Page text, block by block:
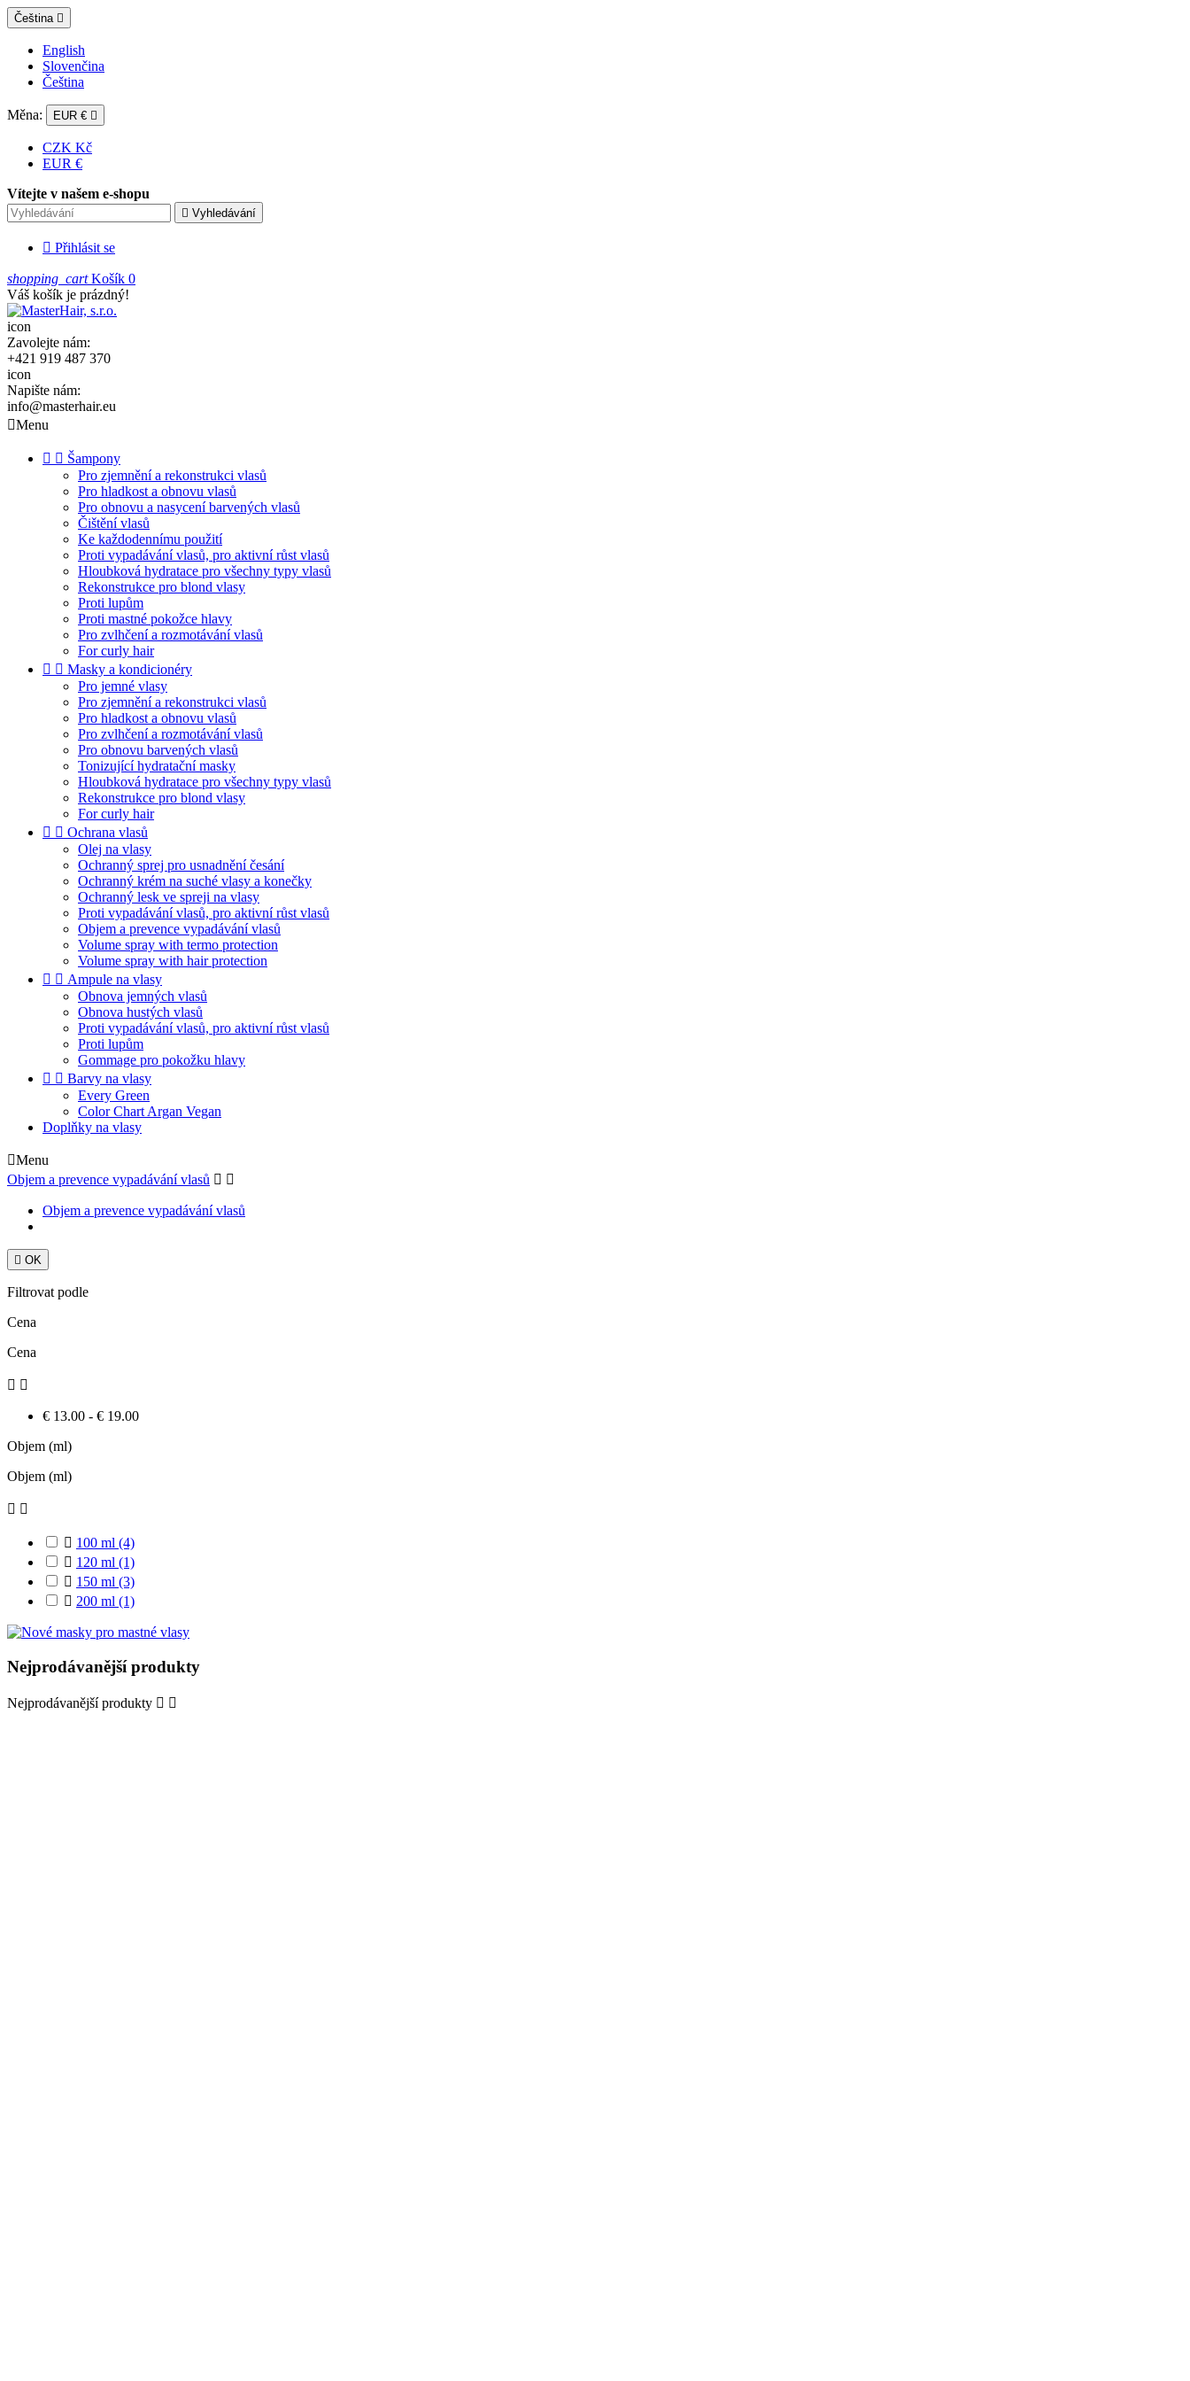
Čeština 
English
Slovenčina
Čeština
Měna: EUR € 
CZK Kč
EUR €
Vítejte v našem e-shopu
 Vyhledávání
 Přihlásit se
shopping_cart Košík 0
Váš košík je prázdný!
icon
Zavolejte nám:
+421 919 487 370
icon
Napište nám:
info@masterhair.eu
Menu
  Šampony
Pro zjemnění a rekonstrukci vlasů
Pro hladkost a obnovu vlasů
Pro obnovu a nasycení barvených vlasů
Čištění vlasů
Ke každodennímu použití
Proti vypadávání vlasů, pro aktivní růst vlasů
Hloubková hydratace pro všechny typy vlasů
Rekonstrukce pro blond vlasy
Proti lupům
Proti mastné pokožce hlavy
Pro zvlhčení a rozmotávání vlasů
For curly hair
  Masky a kondicionéry
Pro jemné vlasy
Pro zjemnění a rekonstrukci vlasů
Pro hladkost a obnovu vlasů
Pro zvlhčení a rozmotávání vlasů
Pro obnovu barvených vlasů
Tonizující hydratační masky
Hloubková hydratace pro všechny typy vlasů
Rekonstrukce pro blond vlasy
For curly hair
  Ochrana vlasů
Olej na vlasy
Ochranný sprej pro usnadnění česání
Ochranný krém na suché vlasy a konečky
Ochranný lesk ve spreji na vlasy
Proti vypadávání vlasů, pro aktivní růst vlasů
Objem a prevence vypadávání vlasů
Volume spray with termo protection
Volume spray with hair protection
  Ampule na vlasy
Obnova jemných vlasů
Obnova hustých vlasů
Proti vypadávání vlasů, pro aktivní růst vlasů
Proti lupům
Gommage pro pokožku hlavy
  Barvy na vlasy
Every Green
Color Chart Argan Vegan
Doplňky na vlasy
Menu
Objem a prevence vypadávání vlasů  
Objem a prevence vypadávání vlasů
 OK
Filtrovat podle
Cena
Cena
 
€ 13.00 - € 19.00
Objem (ml)
Objem (ml)
 
 100 ml (4)
 120 ml (1)
 150 ml (3)
 200 ml (1)
Nejprodávanější produkty
Nejprodávanější produkty  